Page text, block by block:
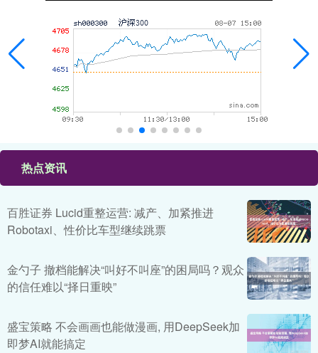
热点资讯
百胜证券 Lucid重整运营: 减产、加紧推进
Robotaxi、性价比车型继续跳票
金勺子 撤档能解决“叫好不叫座”的困局吗？观众
的信任难以“择日重映”
盛宝策略 不会画画也能做漫画, 用DeepSeek加
即梦AI就能搞定